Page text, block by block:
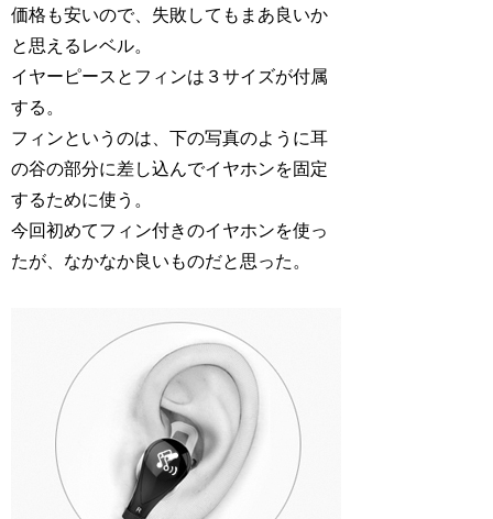
価格も安いので、失敗してもまあ良いか
と思えるレベル。
イヤーピースとフィンは３サイズが付属
する。
フィンというのは、下の写真のように耳
の谷の部分に差し込んでイヤホンを固定
するために使う。
今回初めてフィン付きのイヤホンを使っ
たが、なかなか良いものだと思った。